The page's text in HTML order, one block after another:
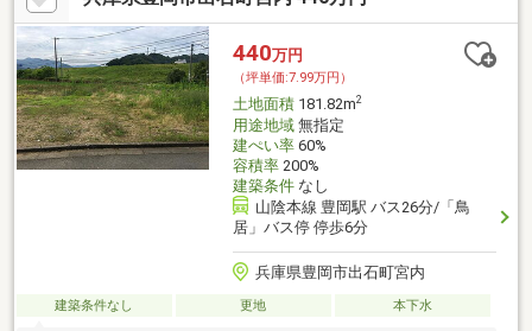
440万円
（坪単価:7.99万円）
土地面積181.82m2
用途地域無指定
建ぺい率60%
容積率200%
建築条件なし
山陰本線 豊岡駅 バス26分/「鳥
居」バス停 停歩6分
兵庫県豊岡市出石町宮内
建築条件なし 更地 本下水